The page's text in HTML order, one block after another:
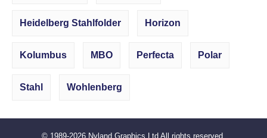
Heidelberg Stahlfolder Horizon
Kolumbus MBO Perfecta Polar
Stahl Wohlenberg
© 1989-2026 Nyland Graphics Ltd All rights reserved.